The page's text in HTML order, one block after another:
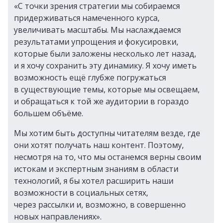
«С точки зрения стратегии мы собираемся
придерживаться намеченного курса,
увеличивать масштабы. Мы наслаждаемся
результатами упрощения и фокусировки,
которые были заложены несколько лет назад,
и я хочу сохранить эту динамику. Я хочу иметь
возможность ещё глубже погружаться
в существующие темы, которые мы освещаем,
и обращаться к той же аудитории в гораздо
большем объёме.
Мы хотим быть доступны читателям везде, где
они хотят получать наш контент. Поэтому,
несмотря на то, что мы останемся верны своим
истокам и экспертным знаниям в области
технологий, я бы хотел расширить наши
возможности в социальных сетях,
через рассылки и, возможно, в совершенно
новых направлениях».